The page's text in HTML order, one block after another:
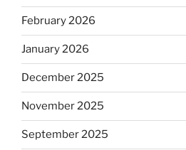
February 2026
January 2026
December 2025
November 2025
September 2025